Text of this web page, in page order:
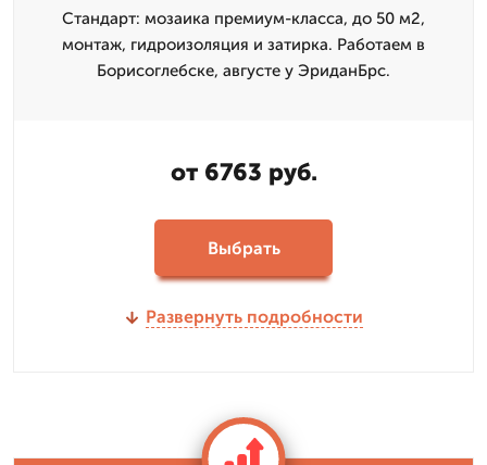
Стандарт: мозаика премиум-класса, до 50 м2,
монтаж, гидроизоляция и затирка. Работаем в
Борисоглебске, августе у ЭриданБрс.
от 6763 руб.
Выбрать
Развернуть подробности